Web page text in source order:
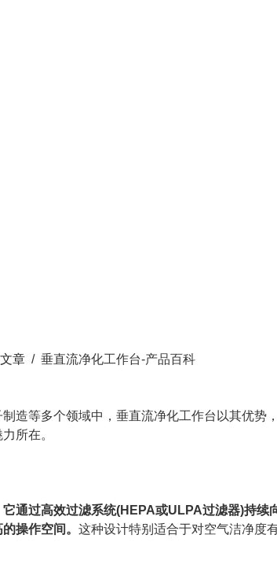
章 / 垂直流净化工作台-产品百科
等多个领域中，垂直流净化工作台以其优势
所在。
通过高效过滤系统(HEPA或ULPA过滤器)持
操作空间。 这种设计特别适合于对空气洁净度